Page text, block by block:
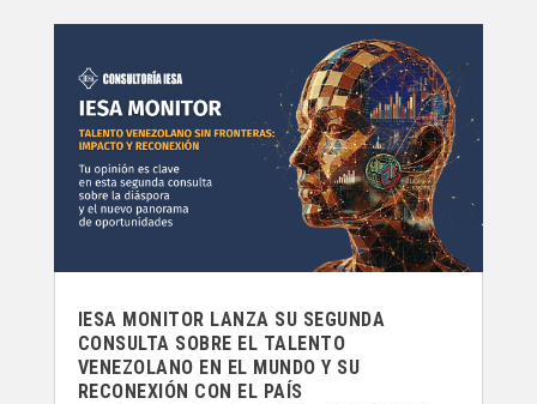
IESA MONITOR LANZA SU SEGUNDA
CONSULTA SOBRE EL TALENTO
VENEZOLANO EN EL MUNDO Y SU
RECONEXIÓN CON EL PAÍS